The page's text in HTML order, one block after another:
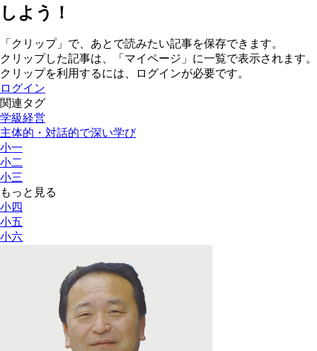
しよう！
「クリップ」で、あとで読みたい記事を保存できます。
クリップした記事は、「マイページ」に一覧で表示されます。
クリップを利用するには、ログインが必要です。
ログイン
関連タグ
学級経営
主体的・対話的で深い学び
小一
小二
小三
もっと見る
小四
小五
小六